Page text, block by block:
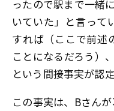
ったので駅まで一緒
いていた」と言って
すれば（ここで前述
ことになるだろう）
という間接事実が認
この事実は、Bさん